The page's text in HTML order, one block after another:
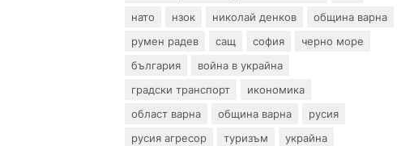
нато
нзок николай денков
община варна
румен радев
сащ софия
черно море
българия
война в украйна
градски транспорт
икономика
област варна
община варна
русия
русия агресор
туризъм украйна